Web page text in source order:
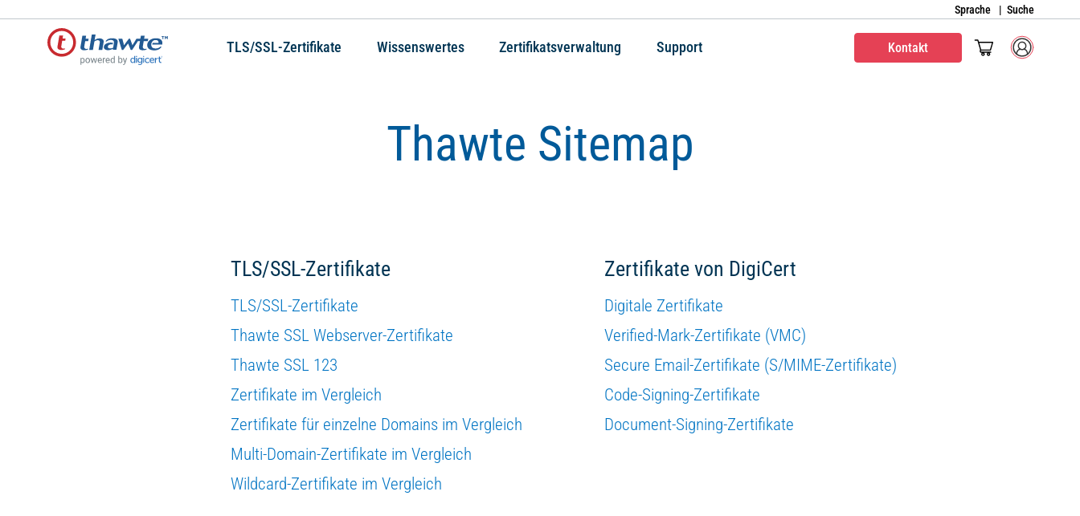
Sprache Suche
TLS/SSL-Zertifikate Wissenswertes Zertifikatsverwaltung Support Kontakt
Thawte Sitemap
TLS/SSL-Zertifikate
TLS/SSL-Zertifikate
Thawte SSL Webserver-Zertifikate
Thawte SSL 123
Zertifikate im Vergleich
Zertifikate für einzelne Domains im Vergleich
Multi-Domain-Zertifikate im Vergleich
Wildcard-Zertifikate im Vergleich
Zertifikate von DigiCert
Digitale Zertifikate
Verified-Mark-Zertifikate (VMC)
Secure Email-Zertifikate (S/MIME-Zertifikate)
Code-Signing-Zertifikate
Document-Signing-Zertifikate